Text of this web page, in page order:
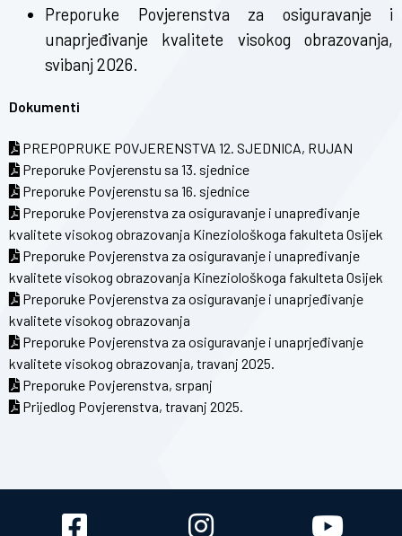
Preporuke Povjerenstva za osiguravanje i
unaprjeđivanje kvalitete visokog obrazovanja,
svibanj 2026.
Dokumenti
PREPOPRUKE POVJERENSTVA 12. SJEDNICA, RUJAN
Preporuke Povjerenstu sa 13. sjednice
Preporuke Povjerenstu sa 16. sjednice
Preporuke Povjerenstva za osiguravanje i unapređivanje
kvalitete visokog obrazovanja Kineziološkoga fakulteta Osijek
Preporuke Povjerenstva za osiguravanje i unapređivanje
kvalitete visokog obrazovanja Kineziološkoga fakulteta Osijek
Preporuke Povjerenstva za osiguravanje i unaprjeđivanje
kvalitete visokog obrazovanja
Preporuke Povjerenstva za osiguravanje i unaprjeđivanje
kvalitete visokog obrazovanja, travanj 2025.
Preporuke Povjerenstva, srpanj
Prijedlog Povjerenstva, travanj 2025.